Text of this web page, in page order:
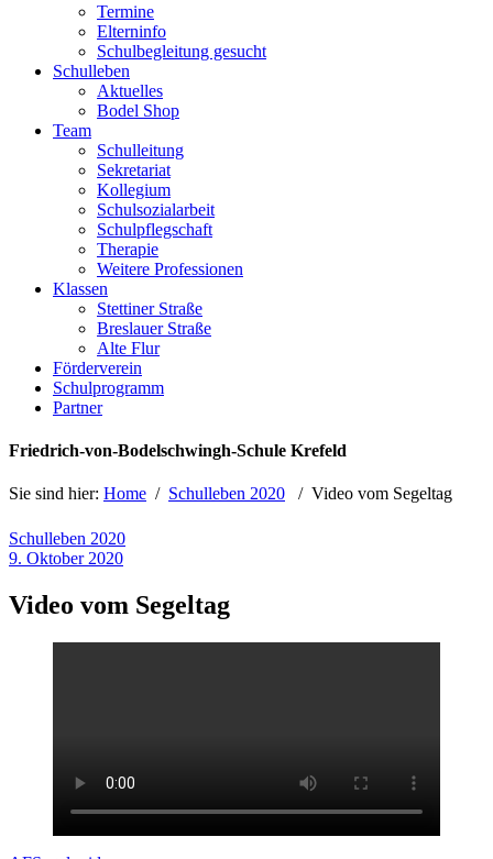
Termine
Elterninfo
Schulbegleitung gesucht
Schulleben
Aktuelles
Bodel Shop
Team
Schulleitung
Sekretariat
Kollegium
Schulsozialarbeit
Schulpflegschaft
Therapie
Weitere Professionen
Klassen
Stettiner Straße
Breslauer Straße
Alte Flur
Förderverein
Schulprogramm
Partner
Friedrich-von-Bodelschwingh-Schule Krefeld
Sie sind hier: Home / Schulleben 2020 / Video vom Segeltag
Schulleben 2020
9. Oktober 2020
Video vom Segeltag